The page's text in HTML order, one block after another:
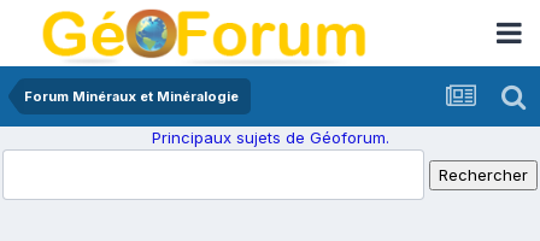
Forum Minéraux et Minéralogie
Principaux sujets de Géoforum.